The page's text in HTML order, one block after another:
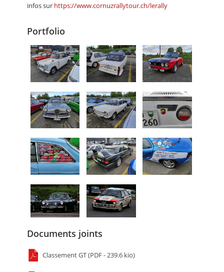
infos sur https://www.cornuzrallytour.ch/lerally
Portfolio
Documents joints
Classement GT (PDF - 239.6 kio)